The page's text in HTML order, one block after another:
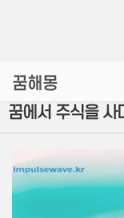
꿈해몽
꿈에서 주식을 사